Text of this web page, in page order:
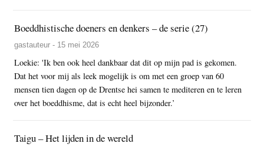
Boeddhistische doeners en denkers – de serie (27)
gastauteur - 15 mei 2026
Loekie: 'Ik ben ook heel dankbaar dat dit op mijn pad is gekomen.
Dat het voor mij als leek mogelijk is om met een groep van 60
mensen tien dagen op de Drentse hei samen te mediteren en te leren
over het boeddhisme, dat is echt heel bijzonder.’
Taigu – Het lijden in de wereld